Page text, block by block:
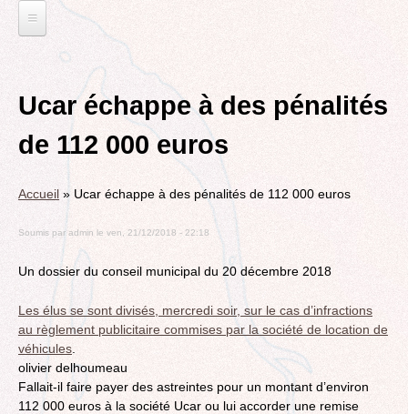
L'EAU ET LES DECHETS
ECONOMIE D’EAU, SAGE, SÉCHERESSE
LA GESTION DES DECHETS
CONTRAT DE L'EAU, POLLUTIONS DIVERSES
ELECTIONS
MUNICIPALES 2014
DÉPARTEMENTALES 2015
RUBRIQUE EN CHANTIER ET A COMPLETER
TRANSITION ECOLOGIQUE
RUBRIQUE EN CHANTIER
LA LUTTE CONTRE L’AFFICHAGE
PUBLICITAIRE
AGENDA 21
BIODIVERSITE, ENVIRONNEMENT, URBANISME
VOIRIE DOMAINE PUBLIC À MÉRIGNAC
LE TRAMWAY REJOINT L'AÉROPORT DE
BORDEAUX MÉRIGNAC : INAUGURATION,
REVUE DE PRESSE
POLITIQUE CYCLABLE, MARCHE
GRAND CONTOURNEMENT DE BORDEAUX
TRAMWAY, RER METROPOLITAIN, TRANSPORT
COLLECTIF
ROCADE VDO
TRIBUNE LIBRE
MÉRIGNAC
POINT DE VUE
L’ACTION POLITIQUE À MÉRIGNAC
BORDEAUX METROPOLE
EMPLOI, SOLIDARITES
ELECTIONS, RUBRIQUES DIVERSES, PETITES
PHRASES..
to
top
Ucar échappe à des pénalités
de 112 000 euros
Accueil » Ucar échappe à des pénalités de 112 000 euros
Soumis par admin le ven, 21/12/2018 - 22:18
Un dossier du conseil municipal du 20 décembre 2018
Les élus se sont divisés, mercredi soir, sur le cas d’infractions
au règlement publicitaire commises par la société de location de
véhicules
olivier delhoumeau
Fallait-il faire payer des astreintes pour un montant d’environ
112 000 euros à la société Ucar ou lui accorder une remise